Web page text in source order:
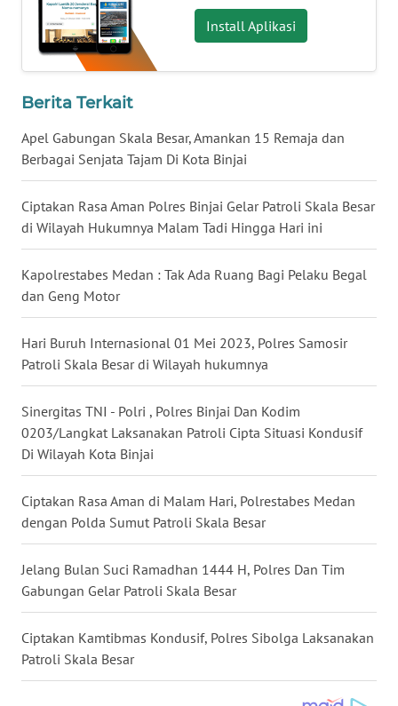
Install Aplikasi
Berita Terkait
Apel Gabungan Skala Besar, Amankan 15 Remaja dan
Berbagai Senjata Tajam Di Kota Binjai
Ciptakan Rasa Aman Polres Binjai Gelar Patroli Skala Besar
di Wilayah Hukumnya Malam Tadi Hingga Hari ini
Kapolrestabes Medan : Tak Ada Ruang Bagi Pelaku Begal
dan Geng Motor
Hari Buruh Internasional 01 Mei 2023, Polres Samosir
Patroli Skala Besar di Wilayah hukumnya
Sinergitas TNI - Polri , Polres Binjai Dan Kodim
0203/Langkat Laksanakan Patroli Cipta Situasi Kondusif
Di Wilayah Kota Binjai
Ciptakan Rasa Aman di Malam Hari, Polrestabes Medan
dengan Polda Sumut Patroli Skala Besar
Jelang Bulan Suci Ramadhan 1444 H, Polres Dan Tim
Gabungan Gelar Patroli Skala Besar
Ciptakan Kamtibmas Kondusif, Polres Sibolga Laksanakan
Patroli Skala Besar
WN
BABEL
WN
SUMBAR
WN
WN
WN
LAMPUNG
JATENG
WN
NUSANTARA
JOGJA
JATIM
WN
BALI
WN